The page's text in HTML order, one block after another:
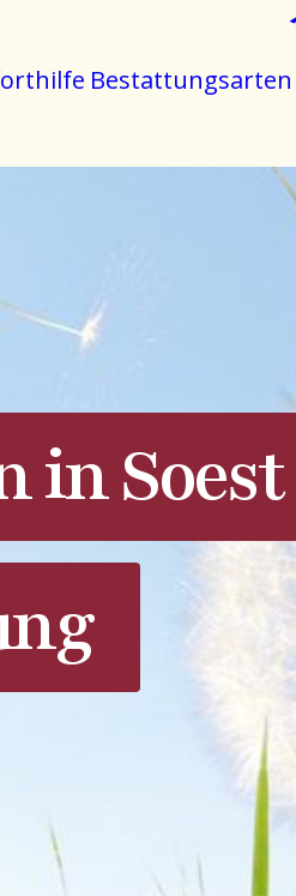
Bestattungsarten
in Soest